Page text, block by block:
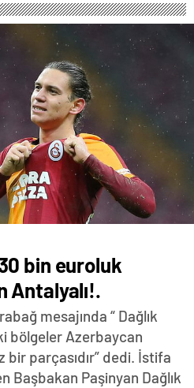
bin euroluk
Antalyalı!.
mesajında “ Dağlık
bölgeler Azerbaycan
bir parçasıdır” dedi. İstifa
Başbakan Paşinyan Dağlık